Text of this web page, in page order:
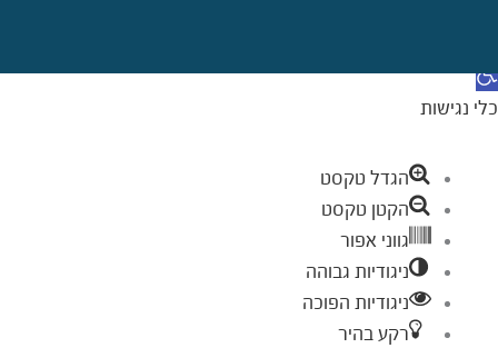
פתח סרגל נגישות
כלי נגישות
הגדל טקסט
הקטן טקסט
גווני אפור
ניגודיות גבוהה
ניגודיות הפוכה
רקע בהיר